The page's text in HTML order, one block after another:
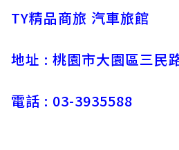
TY精品商旅 汽車旅館
地址 : 桃園市大園區三民
電話 : 03-3935588